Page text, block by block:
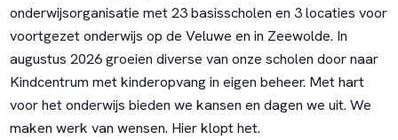
onderwijsorganisatie met 23 basisscholen en 3 locaties voor
voortgezet onderwijs op de Veluwe en in Zeewolde. In
augustus 2026 groeien diverse van onze scholen door naar
Kindcentrum met kinderopvang in eigen beheer. Met hart
voor het onderwijs bieden we kansen en dagen we uit. We
maken werk van wensen. Hier klopt het.